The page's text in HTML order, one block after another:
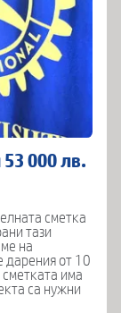
000 лв.
сметка
тази
на
дарения от 10
има
са нужни